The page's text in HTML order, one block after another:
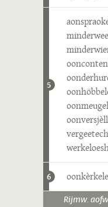
5
6
Rijmw.